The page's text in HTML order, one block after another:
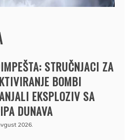
STRUČNJACI ZA
BOMBI
EKSPLOZIV SA
DUNAVA
2026.